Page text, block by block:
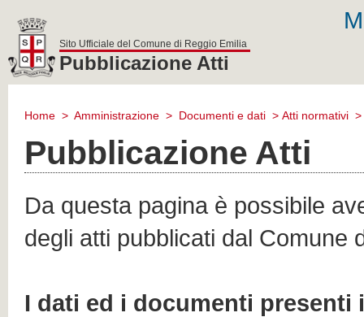
reggio
Sito Ufficiale del Comune di Reggio Emilia
Pubblicazione Atti
Home > Amministrazione > Documenti e dati > Atti normativi >
Pubblicazione Atti
Da questa pagina è possibile
degli atti pubblicati dal Comune
I dati ed i documenti presenti